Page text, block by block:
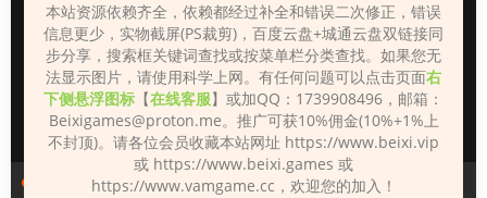
人物（Looks） 人物（Looks）
本站资源依赖齐全，依赖都经过补全和错误二次修正，错误
信息更少，实物截屏(PS裁剪)，百度云盘+城通云盘双链接同
步分享，搜索框关键词查找或按菜单栏分类查找。如果您无
法显示图片，请使用科学上网。有任何问题可以点击页面右
下侧悬浮图标 【在线客服】或加QQ：1739908496，邮箱：
Beixigames@proton.me。推广可获10%佣金(10%+1%上
不封顶)。请各位会员收藏本站网址 https://www.beixi.vip
或 https://www.beixi.games 或
https://www.vamgame.cc，欢迎您的加入！